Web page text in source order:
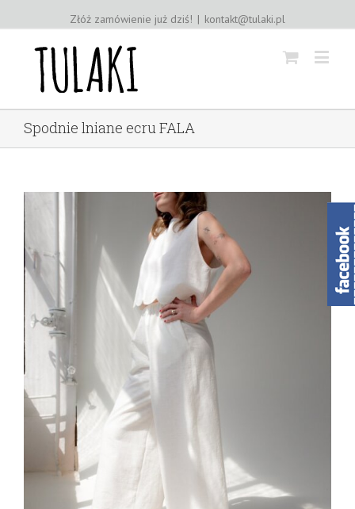
Złóż zamówienie już dziś! | kontakt@tulaki.pl
Spodnie lniane ecru FALA